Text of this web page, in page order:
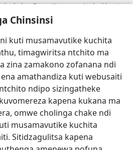
Chinsinsi
kuti musamavutike kuchita
timagwiritsa ntchito ma
zina zamakono zofanana ndi
amathandiza kuti webusaiti
ndipo sizingatheke
kapena kukana ma
omwe cholinga chake ndi
musamavutike kuchita
Sitidzagulitsa kapena
a Boma Komanso Atolankhani
YA PA INTANET™